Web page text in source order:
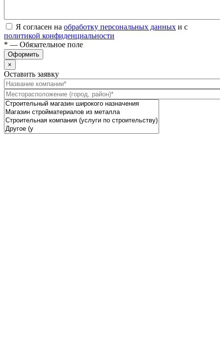
Я согласен на обработку персональных данных и с
политикой конфиденциальности
* — Обязательное поле
Оформить
×
Оставить заявку